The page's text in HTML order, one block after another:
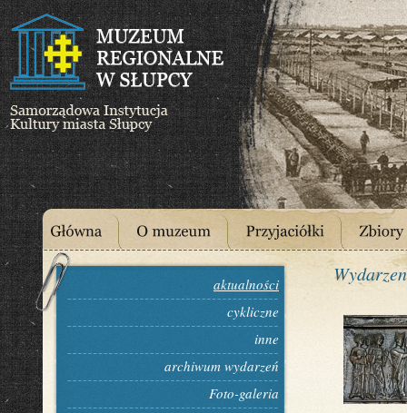
aktualności
cykliczne
inne
archiwum wydarzeń
Foto-galeria